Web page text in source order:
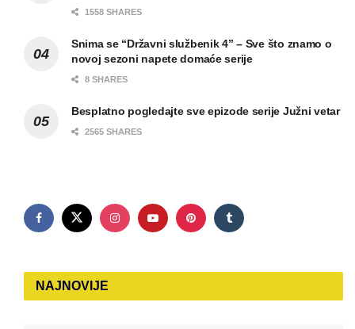
1558 SHARES
Snima se “Državni službenik 4” – Sve što znamo o
novoj sezoni napete domaće serije
8 SHARES
Besplatno pogledajte sve epizode serije Južni vetar
2565 SHARES
NAJNOVIJE